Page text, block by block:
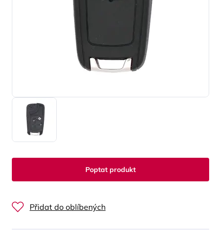
Poptat produkt
Přidat do oblíbených